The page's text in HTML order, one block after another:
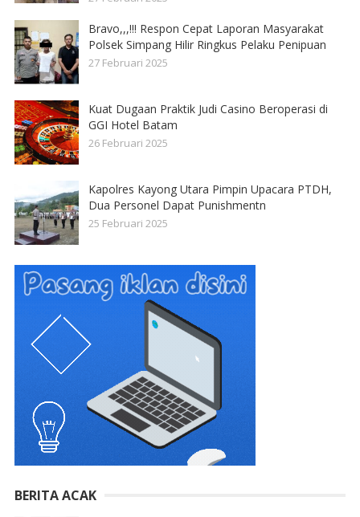
Bravo,,,!!! Respon Cepat Laporan Masyarakat
Polsek Simpang Hilir Ringkus Pelaku Penipuan
27 Februari 2025
Kuat Dugaan Praktik Judi Casino Beroperasi di
GGI Hotel Batam
26 Februari 2025
Kapolres Kayong Utara Pimpin Upacara PTDH,
Dua Personel Dapat Punishmentn
25 Februari 2025
BERITA ACAK